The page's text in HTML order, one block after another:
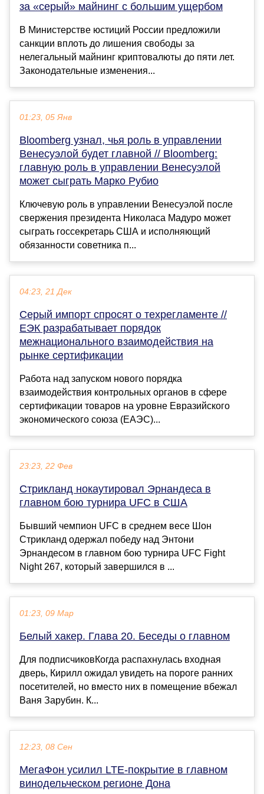
за «серый» майнинг с большим ущербом
В Министерстве юстиций России предложили
санкции вплоть до лишения свободы за
нелегальный майнинг криптовалюты до пяти лет.
Законодательные изменения...
01:23, 05 Янв
Bloomberg узнал, чья роль в управлении
Венесуэлой будет главной // Bloomberg:
главную роль в управлении Венесуэлой
может сыграть Марко Рубио
Ключевую роль в управлении Венесуэлой после
свержения президента Николаса Мадуро может
сыграть госсекретарь США и исполняющий
обязанности советника п...
04:23, 21 Дек
Серый импорт спросят о техрегламенте //
ЕЭК разрабатывает порядок
межнационального взаимодействия на
рынке сертификации
Работа над запуском нового порядка
взаимодействия контрольных органов в сфере
сертификации товаров на уровне Евразийского
экономического союза (ЕАЭС)...
23:23, 22 Фев
Стрикланд нокаутировал Эрнандеса в
главном бою турнира UFC в США
Бывший чемпион UFC в среднем весе Шон
Стрикланд одержал победу над Энтони
Эрнандесом в главном бою турнира UFC Fight
Night 267, который завершился в ...
01:23, 09 Мар
Белый хакер. Глава 20. Беседы о главном
Для подписчиковКогда распахнулась входная
дверь, Кирилл ожидал увидеть на пороге ранних
посетителей, но вместо них в помещение вбежал
Ваня Зарубин. К...
12:23, 08 Сен
МегаФон усилил LTE-покрытие в главном
винодельческом регионе Дона